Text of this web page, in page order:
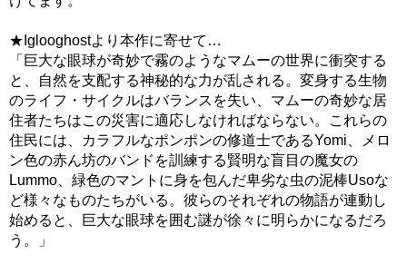
★Iglooghostより本作に寄せて…
「巨大な眼球が奇妙で霧のようなマムーの世界に衝突する
と、自然を支配する神秘的な力が乱される。変身する生物
のライフ・サイクルはバランスを失い、マムーの奇妙な居
住者たちはこの災害に適応しなければならない。これらの
住民には、カラフルなポンポンの修道士であるYomi、メロ
ン色の赤ん坊のバンドを訓練する賢明な盲目の魔女の
Lummo、緑色のマントに身を包んだ卑劣な虫の泥棒Usoな
ど様々なものたちがいる。彼らのそれぞれの物語が連動し
始めると、巨大な眼球を囲む謎が徐々に明らかになるだろ
う。」